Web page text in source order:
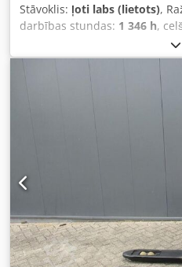
Stāvoklis: ļoti labs (lietots),
darbības stundas: 1 346 h,
,
dakšu garums:1 150 mm,
, Pilnā masa: 760
Dwsdpfszqpbpex Ab Tja
2PzB 180Ah, iebūvēts 220V
plauktu pacēlājs, sākotnējā
2000 kg, masta dakšu
x 570 mm, tandēma dakšu